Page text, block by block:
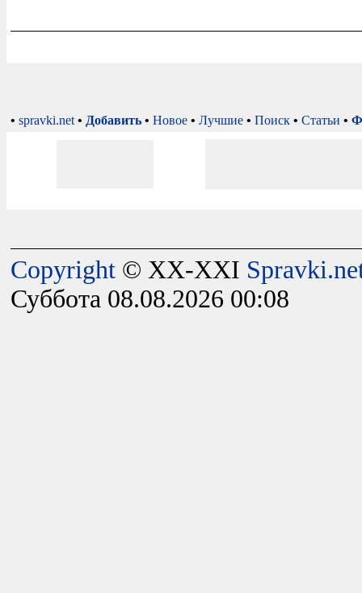
• spravki.net • Добавить • Новое • Лучшие • Поиск • Статьи •
Copyright © XX-XXI
Суббота 08.08.2026 00:08